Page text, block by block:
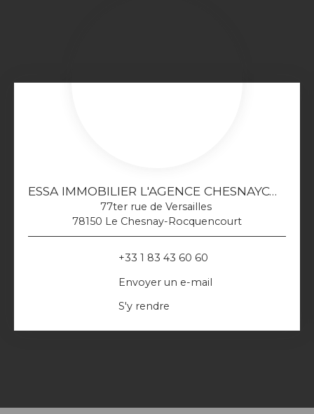
ESSA IMMOBILIER L'AGENCE CHESNAYCOURTOISE
77ter rue de Versailles
78150 Le Chesnay-Rocquencourt
+33 1 83 43 60 60
Envoyer un e-mail
S'y rendre